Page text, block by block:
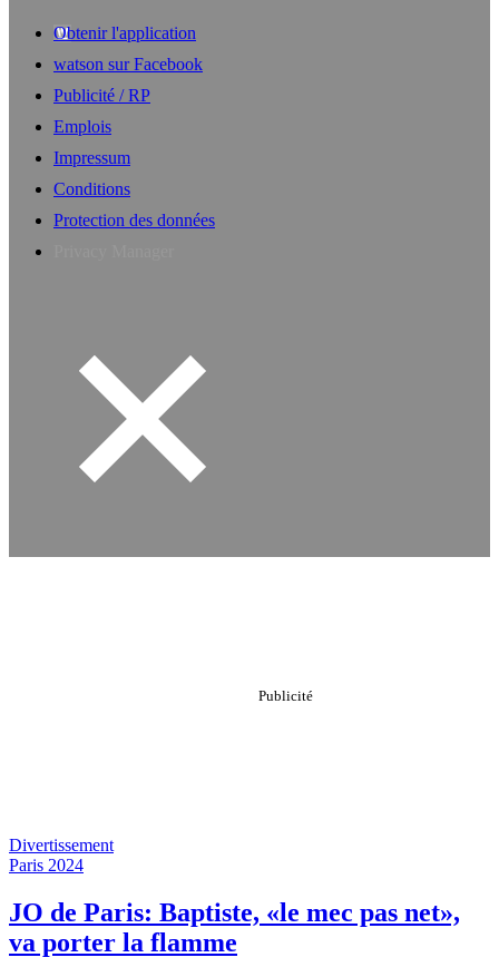
Obtenir l'application
watson sur Facebook
Publicité / RP
Emplois
Impressum
Conditions
Protection des données
Divertissement
Paris 2024
JO de Paris: Baptiste, «le mec pas net»,
va porter la flamme